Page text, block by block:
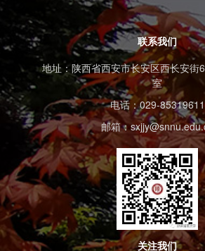
联系我们
地址：陕西省西安市长安区西长安街
室
电话：029-85319611
邮箱：
关注我们